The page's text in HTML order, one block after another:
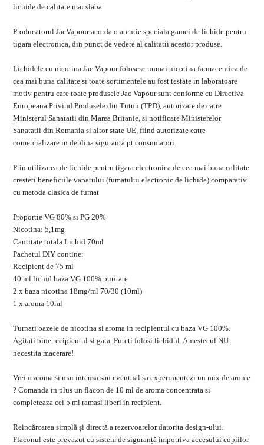
lichide de calitate mai slaba.
Producatorul JacVapour acorda o atentie speciala gamei de lichide pentru
tigara electronica, din punct de vedere al calitatii acestor produse.
Lichidele cu nicotina Jac Vapour folosesc numai nicotina farmaceutica de
cea mai buna calitate si toate sortimentele au fost testate in laboratoare
motiv pentru care toate produsele Jac Vapour sunt conforme cu Directiva
Europeana Privind Produsele din Tutun (TPD), autorizate de catre
Ministerul Sanatatii din Marea Britanie, si notificate Ministerelor
Sanatatii din Romania si altor state UE, fiind autorizate catre
comercializare in deplina siguranta pt consumatori.
Prin utilizarea de lichide pentru tigara electronica de cea mai buna calitate
cresteti beneficiile vapatului (fumatului electronic de lichide) comparativ
cu metoda clasica de fumat
Proportie VG 80% si PG 20%
Nicotina: 5,1mg
Cantitate totala Lichid 70ml
Pachetul DIY contine:
Recipient de 75 ml
40 ml lichid baza VG 100% puritate
2 x baza nicotina 18mg/ml 70/30 (10ml)
1 x aroma 10ml
Turnati bazele de nicotina si aroma in recipientul cu baza VG 100%.
Agitati bine recipientul si gata. Puteti folosi lichidul. Amestecul NU
necestita macerare!
Vrei o aroma si mai intensa sau eventual sa experimentezi un mix de arome
? Comanda in plus un flacon de 10 ml de aroma concentrata si
completeaza cei 5 ml ramasi liberi in recipient.
Reincărcarea simplă și directă a rezervoarelor datorita design-ului.
Flaconul este prevazut cu sistem de siguranță impotriva accesului copiilor